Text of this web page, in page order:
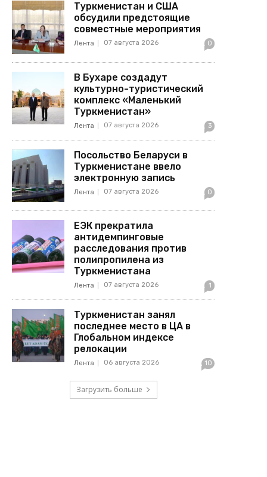
Туркменистан и США
обсудили предстоящие
совместные мероприятия
Лента 07 августа 2026 0
В Бухаре создадут
культурно-туристический
комплекс «Маленький
Туркменистан»
Лента 07 августа 2026 3
Посольство Беларуси в
Туркменистане ввело
электронную запись
Лента 07 августа 2026 0
ЕЭК прекратила
антидемпинговые
расследования против
полипропилена из
Туркменистана
Лента 07 августа 2026 1
Туркменистан занял
последнее место в ЦА в
Глобальном индексе
релокации
Лента 06 августа 2026 10
Загрузить больше